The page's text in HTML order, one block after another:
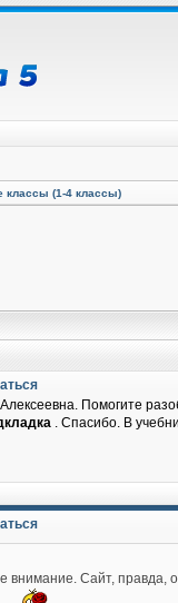
классы (1-4 классы)
Помогите
. Спасибо. В
внимание. Сайт, правда,